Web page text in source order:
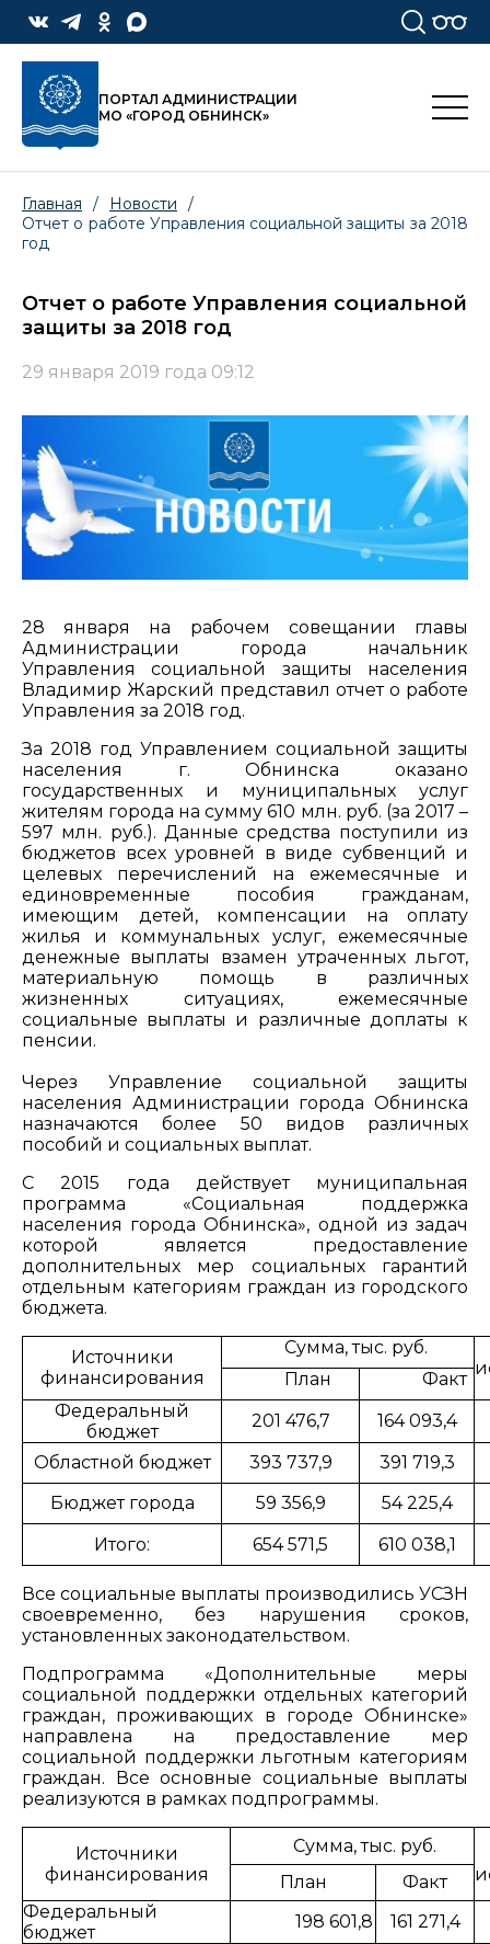
ПОРТАЛ АДМИНИСТРАЦИИ
МО «ГОРОД ОБНИНСК»
Главная / Новости
/
Отчет о работе Управления социальной защиты за 2018
год
Отчет о работе Управления социальной
защиты за 2018 год
29 января 2019 года 09:12
28 января на рабочем совещании главы
Администрации города начальник
Управления социальной защиты населения
Владимир Жарский представил отчет о работе
Управления за 2018 год.
За 2018 год Управлением социальной защиты
населения г. Обнинска оказано
государственных и муниципальных услуг
жителям города на сумму 610 млн. руб. (за 2017 –
597 млн. руб.). Данные средства поступили из
бюджетов всех уровней в виде субвенций и
целевых перечислений на ежемесячные и
единовременные пособия гражданам,
имеющим детей, компенсации на оплату
жилья и коммунальных услуг, ежемесячные
денежные выплаты взамен утраченных льгот,
материальную помощь в различных
жизненных ситуациях, ежемесячные
социальные выплаты и различные доплаты к
пенсии.
Через Управление социальной защиты
населения Администрации города Обнинска
назначаются более 50 видов различных
пособий и социальных выплат.
С 2015 года действует муниципальная
программа «Социальная поддержка
населения города Обнинска», одной из задач
которой является предоставление
дополнительных мер социальных гарантий
отдельным категориям граждан из городского
бюджета.
Источники
финансирования
Сумма, тыс. руб.
План
Факт
Федеральный
бюджет
201 476,7
164 093,4
Областной бюджет
393 737,9
391 719,3
Бюджет города
59 356,9
54 225,4
Итого:
654 571,5 610 038,1
Все социальные выплаты производились УСЗН
своевременно, без нарушения сроков,
установленных законодательством.
Подпрограмма «Дополнительные меры
социальной поддержки отдельных категорий
граждан, проживающих в городе Обнинске»
направлена на предоставление мер
социальной поддержки льготным категориям
граждан. Все основные социальные выплаты
реализуются в рамках подпрограммы.
Источники
финансирования
Сумма, тыс. руб.
План
Факт
Федеральный
бюджет
198 601,8
161 271,4